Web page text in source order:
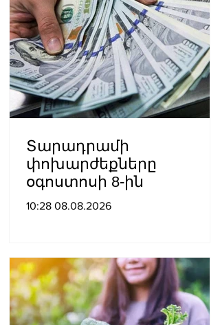
Տարադրամի
փոխարժեքները
օգոստոսի 8-ին
10:28 08.08.2026